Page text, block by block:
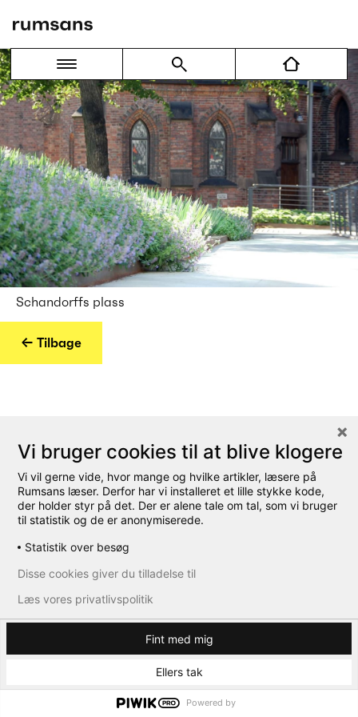
Schandorffs plass
← Tilbage
Vi bruger cookies til at blive klogere
Vi vil gerne vide, hvor mange og hvilke artikler, læsere på
Rumsans læser. Derfor har vi installeret et lille stykke kode,
der holder styr på det. Der er alene tale om tal, som vi bruger
til statistik og de er anonymiserede.
Statistik over besøg
Fint med mig
Ellers tak
Disse cookies giver du tilladelse til
Læs vores privatlivspolitik
Powered by